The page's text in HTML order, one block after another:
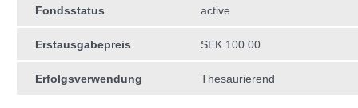
Fondsstatus active
Erstausgabepreis SEK 100.00
Erfolgsverwendung Thesaurierend